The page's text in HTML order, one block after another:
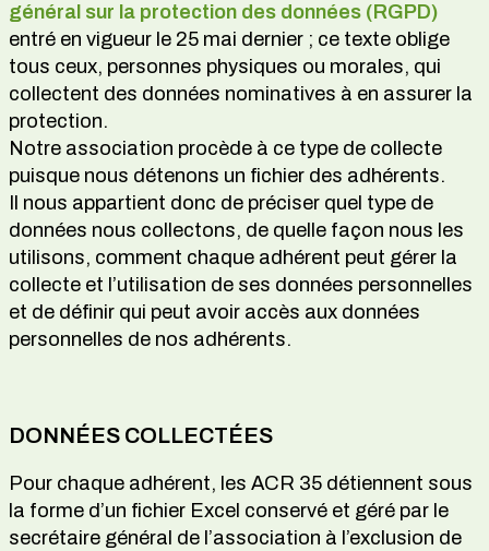
général sur la protection des données (RGPD)
entré en vigueur le 25 mai dernier ; ce texte oblige
tous ceux, personnes physiques ou morales, qui
collectent des données nominatives à en assurer la
protection.
Notre association procède à ce type de collecte
puisque nous détenons un fichier des adhérents.
Il nous appartient donc de préciser quel type de
données nous collectons, de quelle façon nous les
utilisons, comment chaque adhérent peut gérer la
collecte et l’utilisation de ses données personnelles
et de définir qui peut avoir accès aux données
personnelles de nos adhérents.
DONNÉES COLLECTÉES
Pour chaque adhérent, les ACR 35 détiennent sous
la forme d’un fichier Excel conservé et géré par le
secrétaire général de l’association à l’exclusion de